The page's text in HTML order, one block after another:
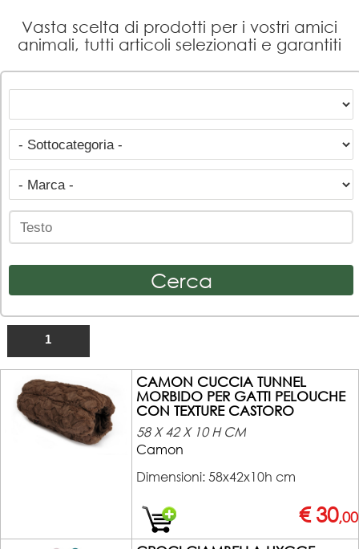
Vasta scelta di prodotti per i vostri amici
animali, tutti articoli selezionati e garantiti
1
CAMON CUCCIA TUNNEL
MORBIDO PER GATTI PELOUCHE
CON TEXTURE CASTORO
58 X 42 X 10 H CM
Camon
Dimensioni: 58x42x10h cm
€ 30,00